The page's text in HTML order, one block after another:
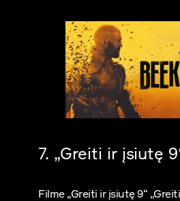
7. „Greiti ir įsiutę
Filme „Greiti ir įsiutę 9“